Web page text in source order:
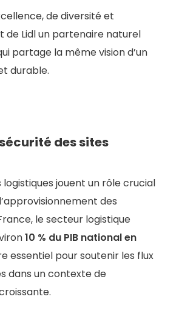
de diversité et
de Lidl un partenaire naturel
partage la même vision d’un
durable.
des sites
jouent un rôle crucial
des
le secteur logistique
10 % du PIB national en
essentiel pour soutenir les flux
dans un contexte de